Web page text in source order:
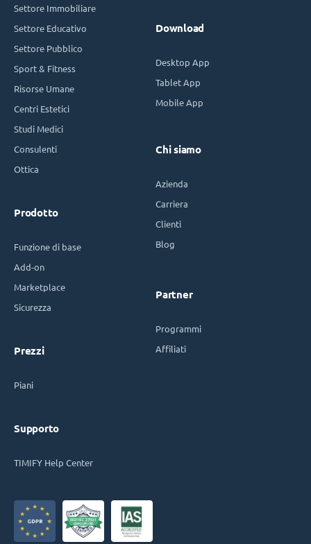
Settore Immobiliare
Settore Educativo
Settore Pubblico
Sport & Fitness
Risorse Umane
Centri Estetici
Studi Medici
Consulenti
Ottica
Prodotto
Funzione di base
Add-on
Marketplace
Sicurezza
Prezzi
Piani
Supporto
TIMIFY Help Center
Download
Desktop App
Tablet App
Mobile App
Chi siamo
Azienda
Carriera
Clienti
Blog
Partner
Programmi
Affiliati